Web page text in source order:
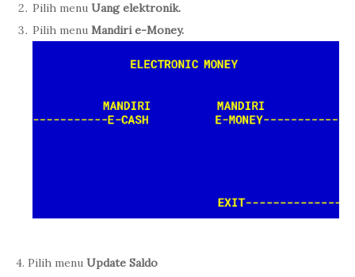
Pilih menu Uang elektronik.
Pilih menu Mandiri e-Money.
4. Pilih menu Update Saldo